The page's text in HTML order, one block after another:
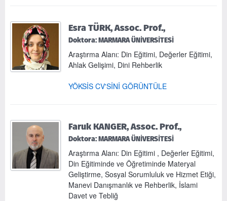
Esra TÜRK, Assoc. Prof.,
Doktora: MARMARA ÜNİVERSİTESİ
Araştırma Alanı: Din Eğitimi, Değerler Eğitimi,
Ahlak Gelişimi, Dini Rehberlik
YÖKSİS CV'SİNİ GÖRÜNTÜLE
Faruk KANGER, Assoc. Prof.,
Doktora: MARMARA ÜNİVERSİTESİ
Araştırma Alanı: Din Eğitimi , Değerler Eğitimi,
Din Eğitiminde ve Öğretiminde Materyal
Geliştirme, Sosyal Sorumluluk ve Hizmet Etiği,
Manevi Danışmanlık ve Rehberlik, İslami
Davet ve Tebliğ